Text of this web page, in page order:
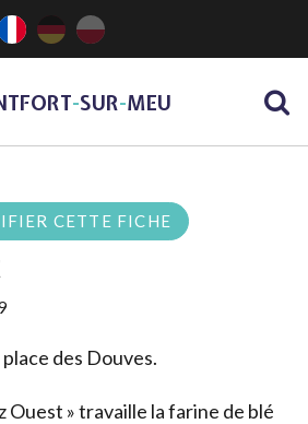
-SUR-MEU
CETTE FICHE
des Douves.
Ouest » travaille la farine de blé